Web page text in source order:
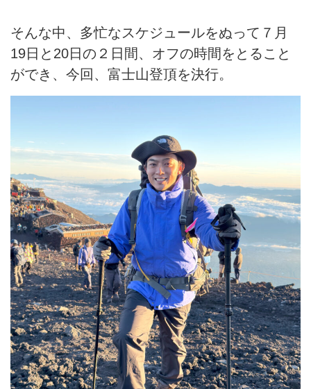
そんな中、多忙なスケジュールをぬって７月
19日と20日の２日間、オフの時間をとること
ができ、今回、富士山登頂を決行。